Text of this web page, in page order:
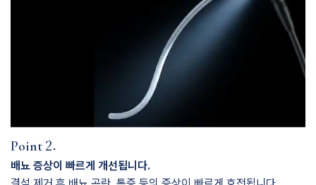
Point 2.
배뇨 증상이 빠르게 개선됩니다.